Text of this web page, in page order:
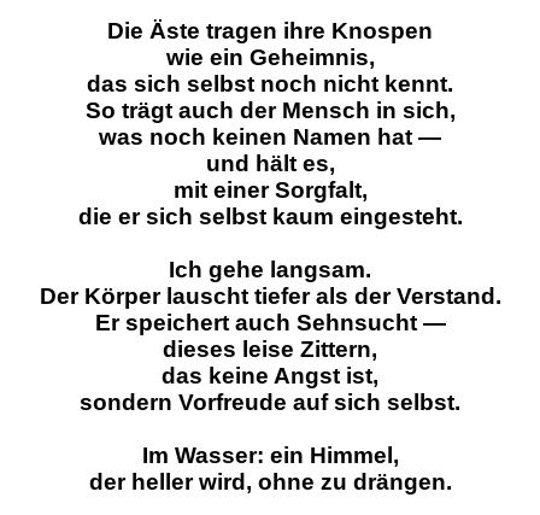
Die Äste tragen ihre Knospen
wie ein Geheimnis,
das sich selbst noch nicht kennt.
So trägt auch der Mensch in sich,
was noch keinen Namen hat —
und hält es,
mit einer Sorgfalt,
die er sich selbst kaum eingesteht.
Ich gehe langsam.
Der Körper lauscht tiefer als der Verstand.
Er speichert auch Sehnsucht —
dieses leise Zittern,
das keine Angst ist,
sondern Vorfreude auf sich selbst.
Im Wasser: ein Himmel,
der heller wird, ohne zu drängen.